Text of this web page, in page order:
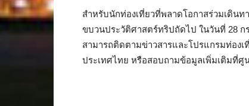
สำหรับนักท่องเที่ยวที่พลาดโอกาสร่วมเดินท
ขบวนประวัติศาสตร์ทริปถัดไป ในวันที่ 28 ก
สามารถติดตามข่าวสารและโปรแกรมท่อง
ประเทศไทย หรือสอบถามข้อมูลเพิ่มเติมที่